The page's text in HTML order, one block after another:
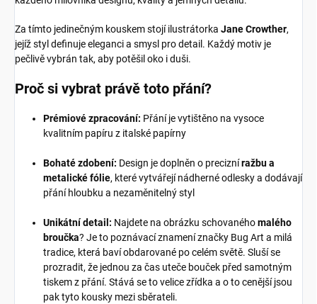
Za tímto jedinečným kouskem stojí ilustrátorka Jane Crowther,
jejíž styl definuje eleganci a smysl pro detail. Každý motiv je
pečlivě vybrán tak, aby potěšil oko i duši.
Proč si vybrat právě toto přání?
Prémiové zpracování: Přání je vytištěno na vysoce
kvalitním papíru z italské papírny
Bohaté zdobení: Design je doplněn o precizníražbu a
metalické fólie, které vytvářejí nádherné odlesky a dodávají
přání hloubku a nezaměnitelný styl
Unikátní detail: Najdete na obrázku schovanéhomalého
broučka? Je to poznávací znamení značky Bug Art a milá
tradice, která baví obdarované po celém světě. Sluší se
prozradit, že jednou za čas uteče bouček před samotným
tiskem z přání. Stává se to velice zřídka a o to cenější jsou
pak tyto kousky mezi sběrateli.